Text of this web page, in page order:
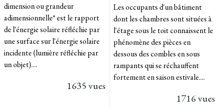
dimension ou grandeur
adimensionnelle* est le rapport
de l'énergie solaire réfléchie par
une surface sur l'énergie solaire
incidente (lumière réfléchie par
un objet)....
1635 vues
Les occupants d'un bâtiment
dont les chambres sont situées à
l'étage sous le toit connaissent le
phénomène des pièces en
dessous des combles en sous
rampants qui se réchauffent
fortement en saison estivale....
1716 vues